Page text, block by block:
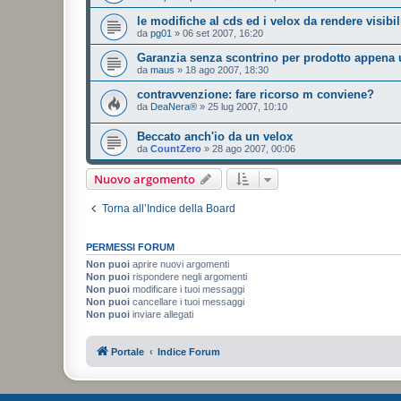
le modifiche al cds ed i velox da rendere
da pg01 » 06 set 2007, 16:20
Garanzia senza scontrino per prodotto appena
da maus » 18 ago 2007, 18:30
contravvenzione: fare ricorso m conviene?
da DeaNera® » 25 lug 2007, 10:10
Beccato anch'io da un velox
da CountZero » 28 ago 2007, 00:06
Nuovo argomento
Torna all’Indice della Board
PERMESSI FORUM
Non puoi aprire nuovi argomenti
Non puoi rispondere negli argomenti
Non puoi modificare i tuoi messaggi
Non puoi cancellare i tuoi messaggi
Non puoi inviare allegati
Portale Indice Forum